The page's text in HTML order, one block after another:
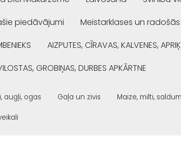
piedāvājumi
Meistarklases un
AIZPUTES, CĪRAVAS, KALVENES,
GROBIŅAS, DURBES APKĀRTNE
augļi, ogas Gaļa un zivis Maize, milti,